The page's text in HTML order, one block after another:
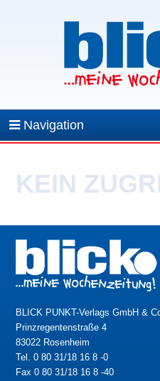
Navigation
KEIN
BLICK PUNKT-Verlags GmbH &
Prinzregentenstraße 4
83022 Rosenheim
Tel. 0 80 31/18 16 8 -0
Fax 0 80 31/18 16 8 -40